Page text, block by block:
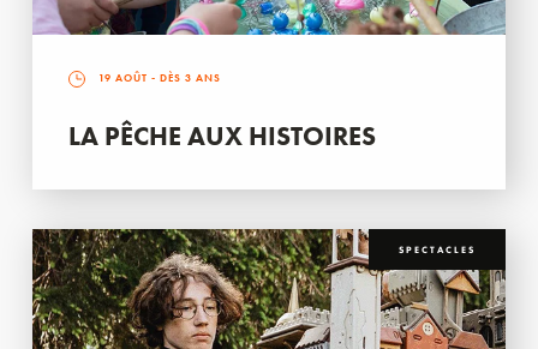
19 AOÛT - DÈS 3 ANS
LA PÊCHE AUX HISTOIRES
SPECTACLES